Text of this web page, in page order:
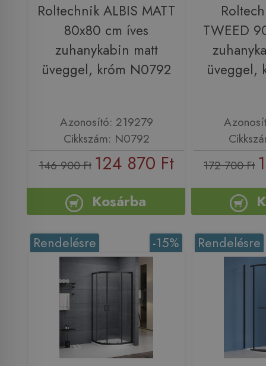
Roltechnik ALBIS MATT
80x80 cm íves
zuhanykabin matt
üveggel, króm N0792
Azonosító: 219279
Cikkszám: N0792
146 900 Ft 124 870 Ft
Kosárba
TWEED
üveggel,
172 700 Ft
-15%
Rendelésre Rendelésre